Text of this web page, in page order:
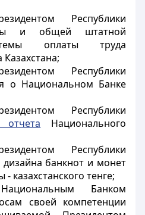
Республики
и общей штатной
оплаты труда
Республики
о Национальном Банке
Республики
отчета Национального
Республики
дизайна банкнот и монет
казахстанского тенге;
Банком
своей компетенции